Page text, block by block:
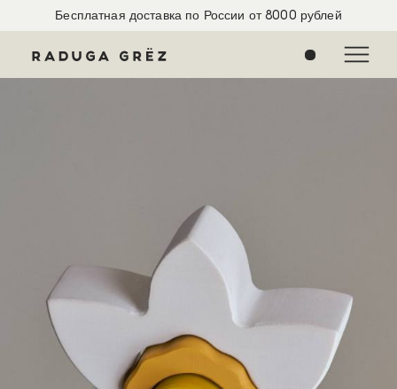
Бесплатная доставка по России от 8000 рублей
0